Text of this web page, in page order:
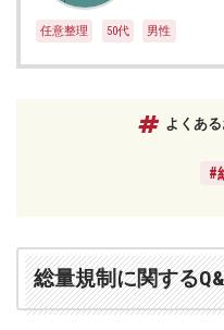
任意整理 50代 男性
よくあ
#
総量規制に関する